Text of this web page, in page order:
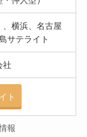
横浜、名古屋
サテライト
社
ト
報